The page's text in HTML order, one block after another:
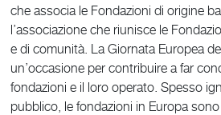
che associa le Fondazioni di origine
l’associazione che riunisce le
e di comunità. La Giornata Europea
un’occasione per contribuire a far
fondazioni e il loro operato. Spesso
pubblico, le fondazioni in Europa